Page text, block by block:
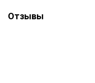
Отзывы